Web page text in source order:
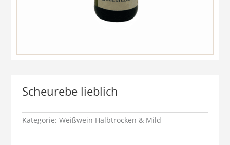
Scheurebe lieblich
Kategorie: Weißwein Halbtrocken & Mild